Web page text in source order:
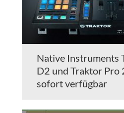
Native Instruments
D2 und Traktor Pro
sofort verfügbar